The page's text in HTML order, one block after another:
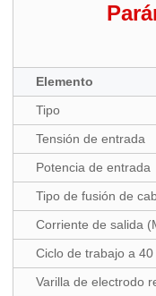
Elemento
Tipo
Tensión de entrada
Potencia de entrada
Tipo de fusión de
Corriente de salida
Ciclo de trabajo a 40
Varilla de electrodo